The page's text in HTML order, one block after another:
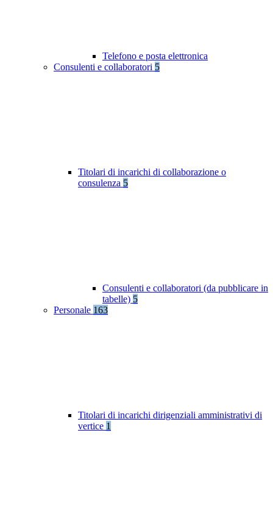
Telefono e posta elettronica
Consulenti e collaboratori 5
Titolari di incarichi di collaborazione o
consulenza 5
Consulenti e collaboratori (da pubblicare in
tabelle) 5
Personale 163
Titolari di incarichi dirigenziali amministrativi di
vertice 1